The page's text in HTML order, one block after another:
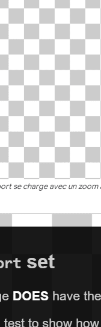
se charge avec un